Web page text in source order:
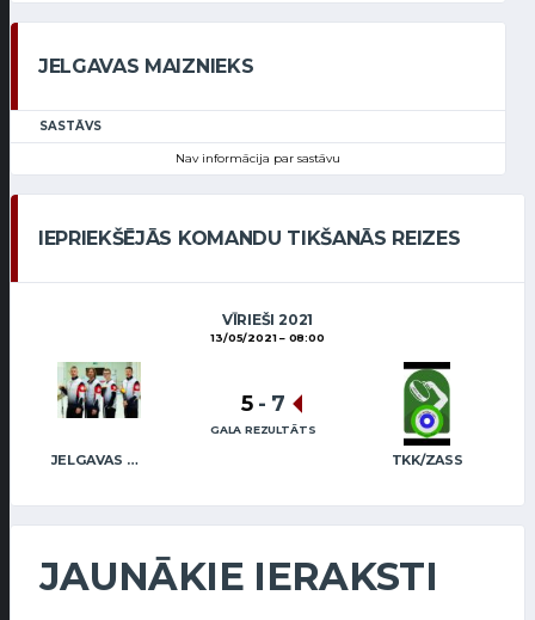
JELGAVAS MAIZNIEKS
SASTĀVS
Nav informācija par sastāvu
IEPRIEKŠĒJĀS KOMANDU TIKŠANĀS REIZES
VĪRIEŠI 2021
13/05/2021 08:00
JELGAVAS MAIZNIEKS TKK/ZASS
5 - 7
GALA REZULTĀTS
JAUNĀKIE IERAKSTI